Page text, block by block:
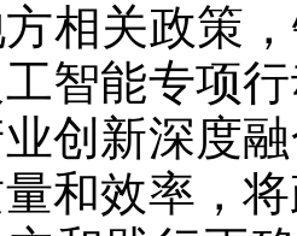
相关政策
智能专项
创新深度
和效率，